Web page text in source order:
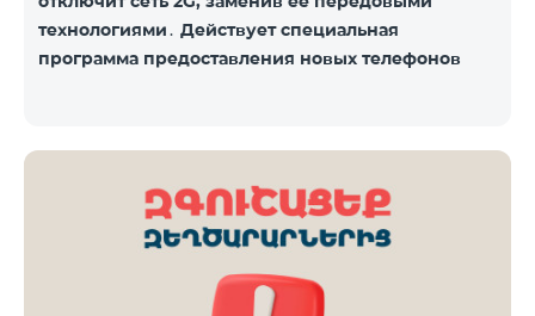
технологиями․ Действует специальная
программа предоставления новых телефонов